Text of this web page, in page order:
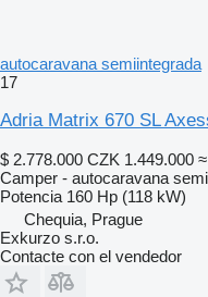
autocaravana semiintegrada
17
Adria Matrix 670 SL
$ 2.778.000 CZK 1.449.000
Camper - autocaravana
Potencia 160 Hp (118 kW)
Chequia, Prague
Exkurzo s.r.o.
Contacte con el vendedor